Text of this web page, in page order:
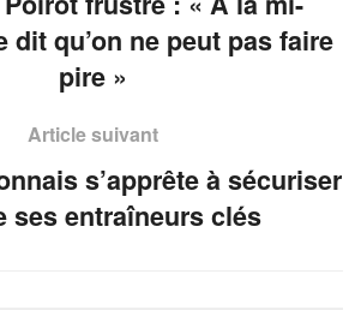
dit qu’on ne peut pas faire
pire »
Article suivant
s’apprête à sécuriser
ses entraîneurs clés